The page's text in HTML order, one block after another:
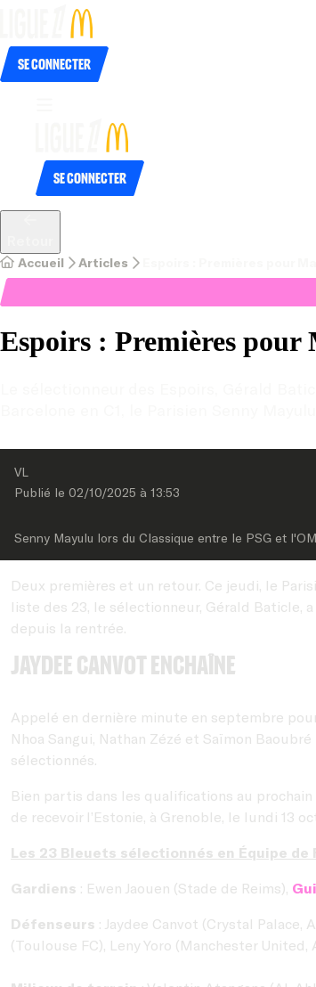
Se connecter
Se connecter
Accueil Articles
Espoirs : Premières
VL
Publié le 02/10/2025 à 13:53
Senny Mayulu lors du Classique entre le PSG et l'OM.
Deux premières et un retour. Ce jeudi, le
liste des 23, le sélectionneur, Gérald Baticle,
depuis la rentrée.
Jaydee Canvot enchaîne
Appelé en dernière minute en septembre
Nhoa Sangui, Nathan Zézé et Saïmon
sélectionnés.
Bien partis dans les qualifications au
de recevoir l’Estonie, à Grenoble, le lundi 13
Les 23 Bleuets sélectionnés en Équipe de
Gardiens : Ewen Jaouen (Stade de Reims),
Défenseurs : Jaydee Canvot (Crystal Palace,
(Toulouse FC), Leny Yoro (Manchester United,